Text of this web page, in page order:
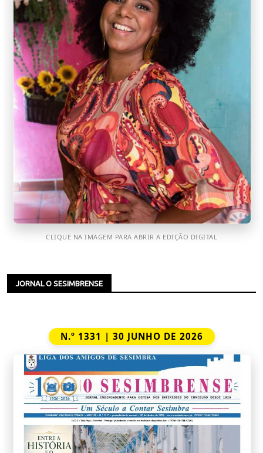
CLIQUE NA IMAGEM PARA ABRIR A EDIÇÃO DIGITAL
JORNAL O SESIMBRENSE
N.º 1331 | 30 JUNHO DE 2026